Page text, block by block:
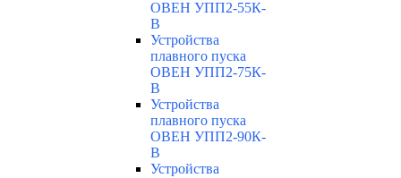
ОВЕН УПП2-55К-
В
Устройства
плавного пуска
ОВЕН УПП2-75К-
В
Устройства
плавного пуска
ОВЕН УПП2-90К-
В
Устройства